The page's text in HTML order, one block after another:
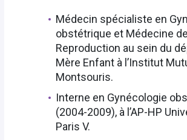
Médecin spécialiste en
obstétrique et Médecine
Reproduction au sein du
Mère Enfant à l’Institut
Montsouris.
Interne en Gynécologie
(2004-2009), à l’AP-HP
Paris V.